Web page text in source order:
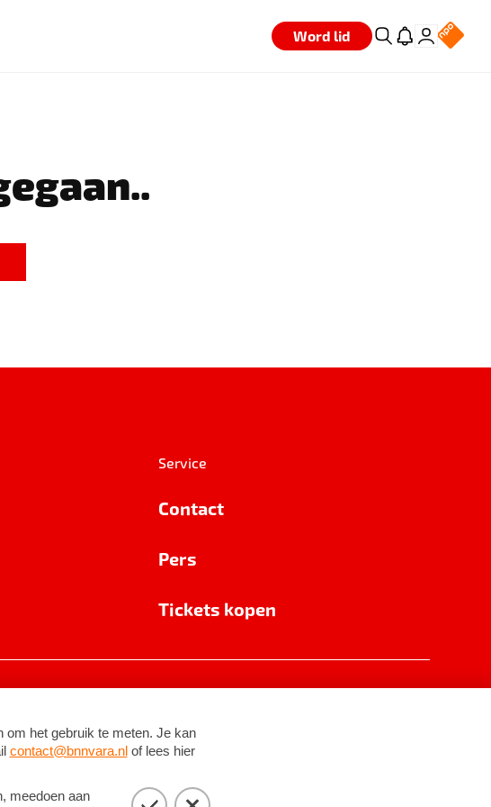
Word lid
Service
Contact
Pers
Tickets kopen